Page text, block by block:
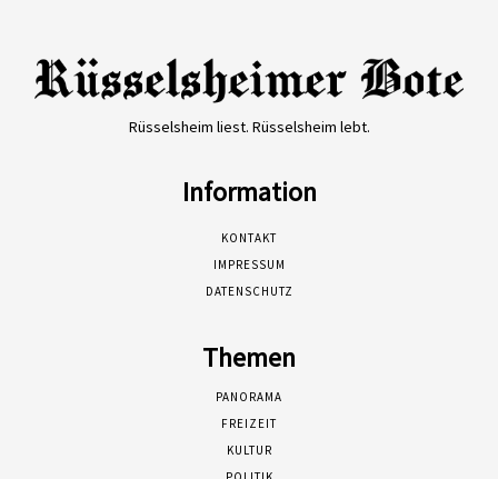
Rüsselsheim liest. Rüsselsheim lebt.
Information
KONTAKT
IMPRESSUM
DATENSCHUTZ
Themen
PANORAMA
FREIZEIT
KULTUR